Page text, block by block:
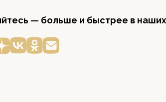
— больше и быстрее в